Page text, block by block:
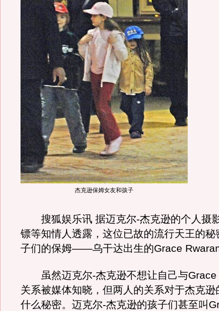
杰克逊保姆女友和孩子
搜狐娱乐讯 据迈克尔-杰克逊的个人摄
镖等知情人透露，这位已故的流行天王的秘
子们的保姆——乌干达出生的Grace
虽然迈克尔-杰克逊不想让自己与Grace
关系被媒体知晓，但两人的关系对于杰克逊
什么秘密。迈克尔-杰克逊的孩子们甚至叫